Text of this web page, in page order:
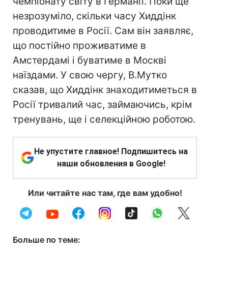
незрозуміло, скільки часу Хиддінк
проводитиме в Росії. Сам він заявляє,
що постійно проживатиме в
Амстердамі і буватиме в Москві
наїздами. У свою чергу, В.Мутко
сказав, що Хиддінк знаходитиметься в
Росії тривалий час, займаючись, крім
тренувань, ще і селекційною роботою.
Не упустите главное! Подпишитесь на
наши обновления в Google!
Или читайте нас там, где вам удобно!
Больше по теме: